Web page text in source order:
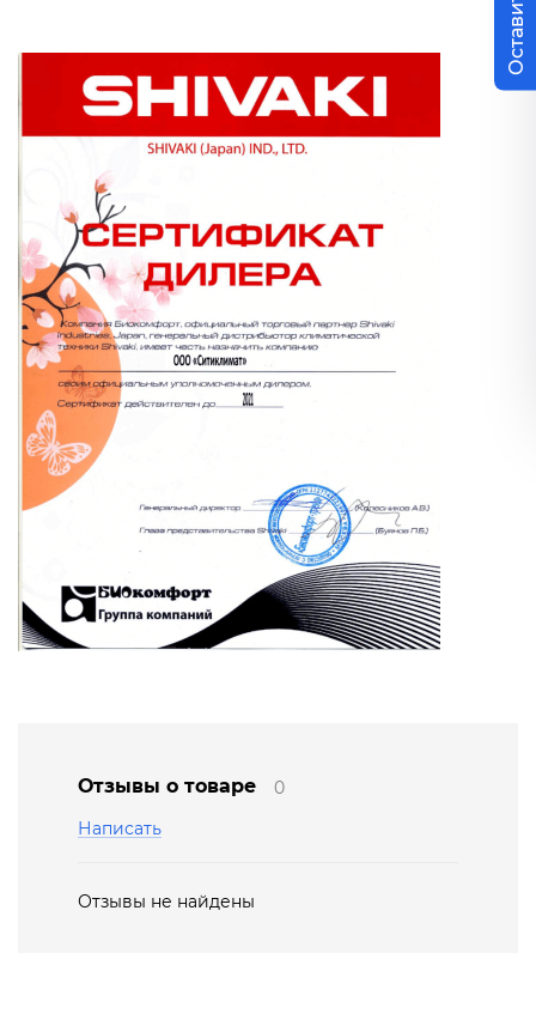
Отзывы о товаре
0
Написать
Отзывы не найдены